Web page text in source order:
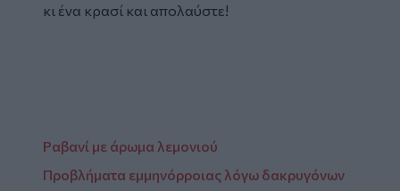
κι ένα κρασί και απολαύστε!
Ραβανί με άρωμα λεμονιού
Προβλήματα εμμηνόρροιας λόγω δακρυγόνων